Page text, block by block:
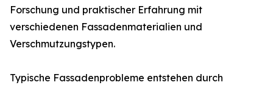
Forschung und praktischer Erfahrung mit
verschiedenen Fassadenmaterialien und
Verschmutzungstypen.
Typische Fassadenprobleme entstehen durch